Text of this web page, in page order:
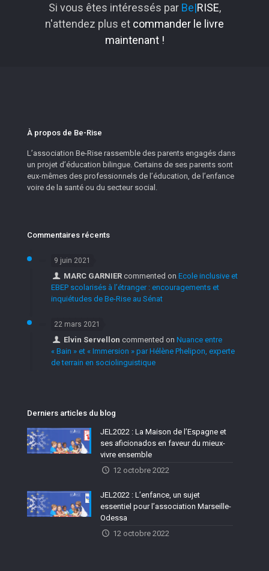
Si vous êtes intéressés par Be|RISE,
n'attendez plus et commander le livre
maintenant !
À propos de Be-Rise
L’association Be-Rise rassemble des parents engagés dans
un projet d’éducation bilingue. Certains de ses parents sont
eux-mêmes des professionnels de l’éducation, de l’enfance
voire de la santé ou du secteur social.
Commentaires récents
9 juin 2021
MARC GARNIER commented onEcole inclusive et
EBEP scolarisés à l’étranger : encouragements et
inquiétudes de Be-Rise au Sénat
22 mars 2021
Elvin Servellon commented onNuance entre
« Bain » et « Immersion » par Hélène Phelipon, experte
de terrain en sociolinguistique
Derniers articles du blog
JEL2022 : La Maison de l’Espagne et
ses aficionados en faveur du mieux-
vivre ensemble
12 octobre 2022
JEL2022 : L’enfance, un sujet
essentiel pour l’association Marseille-
Odessa
12 octobre 2022